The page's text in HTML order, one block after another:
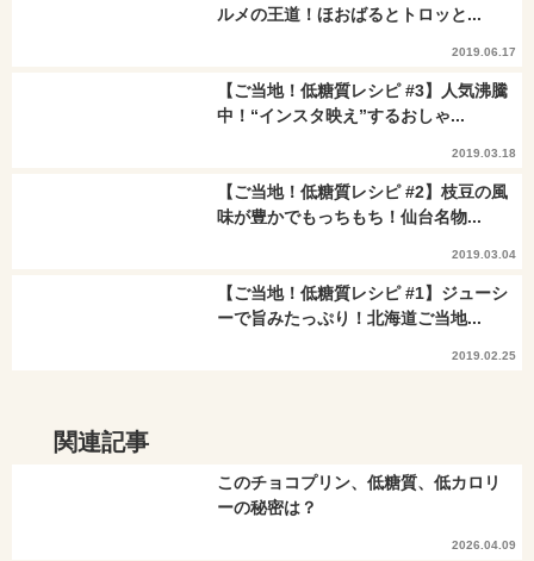
ルメの王道！ほおばるとトロッと...
2019.06.17
【ご当地！低糖質レシピ #3】人気沸騰
中！“インスタ映え”するおしゃ...
2019.03.18
【ご当地！低糖質レシピ #2】枝豆の風
味が豊かでもっちもち！仙台名物...
2019.03.04
【ご当地！低糖質レシピ #1】ジューシ
ーで旨みたっぷり！北海道ご当地...
2019.02.25
関連記事
このチョコプリン、低糖質、低カロリ
ーの秘密は？
2026.04.09